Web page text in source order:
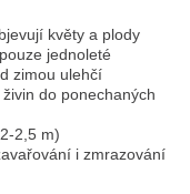
květy a plody
jednoleté
zimou ulehčí
do ponechaných
2,5 m)
i zmrazování